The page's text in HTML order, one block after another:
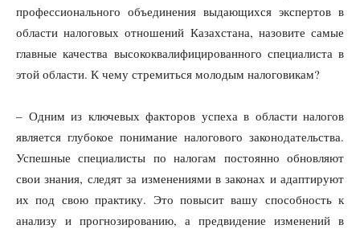
профессионального объединения выдающихся экспертов в
области налоговых отношений Казахстана, назовите самые
главные качества высококвалифицированного специалиста в
этой области. К чему стремиться молодым налоговикам?
– Одним из ключевых факторов успеха в области налогов
является глубокое понимание налогового законодательства.
Успешные специалисты по налогам постоянно обновляют
свои знания, следят за изменениями в законах и адаптируют
их под свою практику. Это повысит вашу способность к
анализу и прогнозированию, а предвидение изменений в